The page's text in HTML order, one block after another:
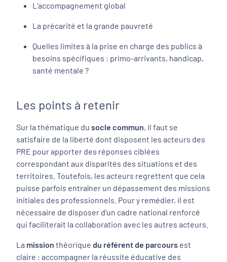
L’accompagnement global
La précarité et la grande pauvreté
Quelles limites à la prise en charge des publics à
besoins spécifiques : primo-arrivants, handicap,
santé mentale ?
Les points à retenir
Sur la thématique du socle commun, il faut se
satisfaire de la liberté dont disposent les acteurs des
PRE pour apporter des réponses ciblées
correspondant aux disparités des situations et des
territoires. Toutefois, les acteurs regrettent que cela
puisse parfois entraîner un dépassement des missions
initiales des professionnels. Pour y remédier, il est
nécessaire de disposer d'un cadre national renforcé
qui faciliterait la collaboration avec les autres acteurs.
La mission théorique du référent de parcours est
claire : accompagner la réussite éducative des